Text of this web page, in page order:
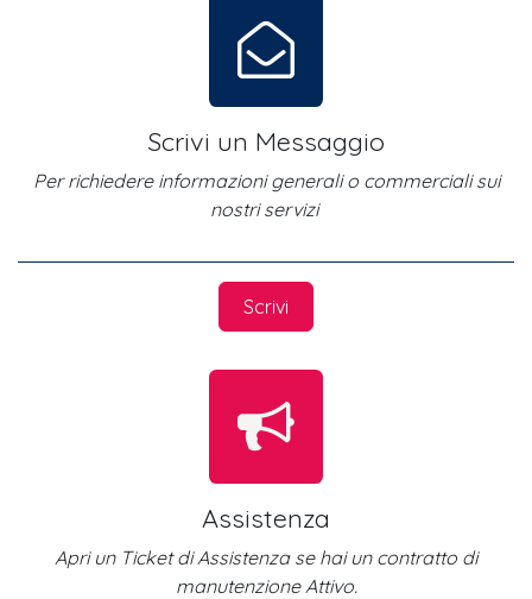
Scrivi un Messaggio
Per richiedere informazioni generali o commerciali sui
nostri servizi
Scrivi
Assistenza
Apri un Ticket di Assistenza se hai un contratto di
manutenzione Attivo.